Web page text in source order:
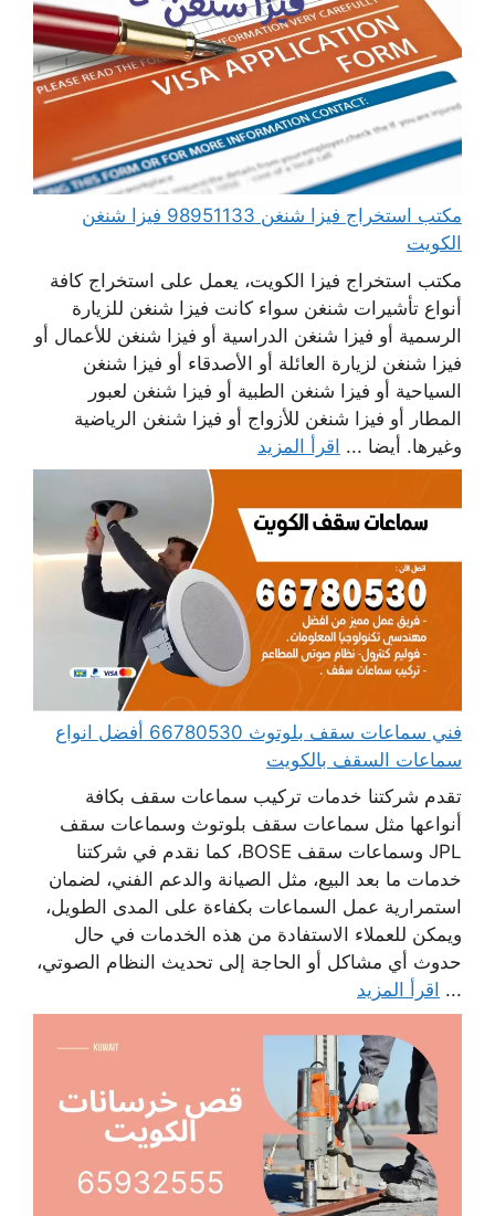
مكتب استخراج فيزا شنغن 98951133 فيزا شنغن
الكويت
مكتب استخراج فيزا الكويت، يعمل على استخراج كافة
أنواع تأشيرات شنغن سواء كانت فيزا شنغن للزيارة
الرسمية أو فيزا شنغن الدراسية أو فيزا شنغن للأعمال أو
فيزا شنغن لزيارة العائلة أو الأصدقاء أو فيزا شنغن
السياحية أو فيزا شنغن الطبية أو فيزا شنغن لعبور
المطار أو فيزا شنغن للأزواج أو فيزا شنغن الرياضية
وغيرها. أيضا ... اقرأ المزيد
فني سماعات سقف بلوتوث 66780530 أفضل انواع
سماعات السقف بالكويت
تقدم شركتنا خدمات تركيب سماعات سقف بكافة
أنواعها مثل سماعات سقف بلوتوث وسماعات سقف
JPL وسماعات سقف BOSE، كما نقدم في شركتنا
خدمات ما بعد البيع، مثل الصيانة والدعم الفني، لضمان
استمرارية عمل السماعات بكفاءة على المدى الطويل،
ويمكن للعملاء الاستفادة من هذه الخدمات في حال
حدوث أي مشاكل أو الحاجة إلى تحديث النظام الصوتي،
... اقرأ المزيد